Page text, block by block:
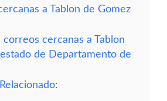
a Tablon de Gomez
cercanas a Tablon
de Departamento de